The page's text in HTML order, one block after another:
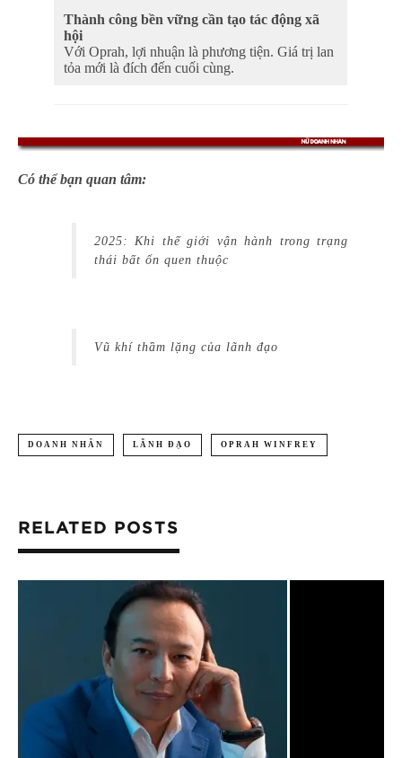
Thành công bền vững cần tạo tác động xã
hội
Với Oprah, lợi nhuận là phương tiện. Giá trị lan
tỏa mới là đích đến cuối cùng.
Có thể bạn quan tâm:
2025: Khi thế giới vận hành trong trạng
thái bất ổn quen thuộc
Vũ khí thầm lặng của lãnh đạo
DOANH NHÂN LÃNH ĐẠO OPRAH WINFREY
RELATED POSTS